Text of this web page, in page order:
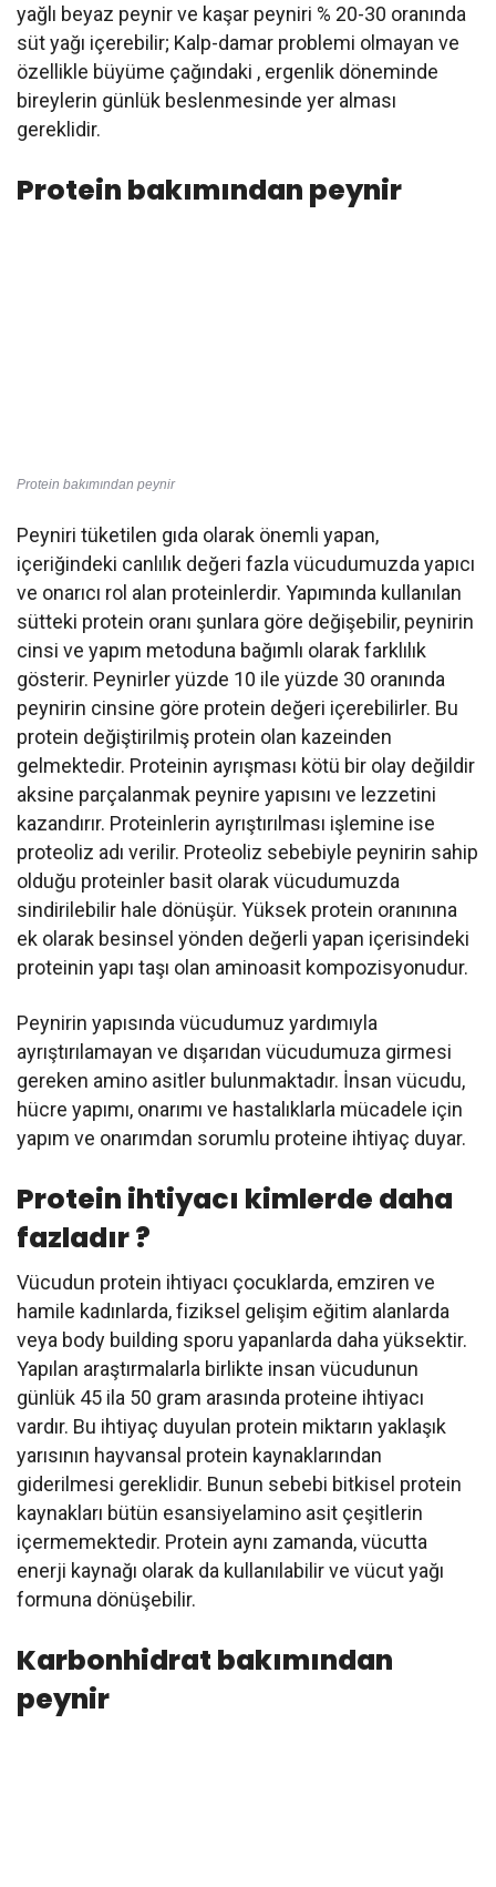
yağlı beyaz peynir ve kaşar peyniri % 20-30 oranında
süt yağı içerebilir; Kalp-damar problemi olmayan ve
özellikle büyüme çağındaki , ergenlik döneminde
bireylerin günlük beslenmesinde yer alması
gereklidir.
Protein bakımından peynir
Protein bakımından peynir
Peyniri tüketilen gıda olarak önemli yapan,
içeriğindeki canlılık değeri fazla vücudumuzda yapıcı
ve onarıcı rol alan proteinlerdir. Yapımında kullanılan
sütteki protein oranı şunlara göre değişebilir, peynirin
cinsi ve yapım metoduna bağımlı olarak farklılık
gösterir. Peynirler yüzde 10 ile yüzde 30 oranında
peynirin cinsine göre protein değeri içerebilirler. Bu
protein değiştirilmiş protein olan kazeinden
gelmektedir. Proteinin ayrışması kötü bir olay değildir
aksine parçalanmak peynire yapısını ve lezzetini
kazandırır. Proteinlerin ayrıştırılması işlemine ise
proteoliz adı verilir. Proteoliz sebebiyle peynirin sahip
olduğu proteinler basit olarak vücudumuzda
sindirilebilir hale dönüşür. Yüksek protein oranınına
ek olarak besinsel yönden değerli yapan içerisindeki
proteinin yapı taşı olan aminoasit kompozisyonudur.
Peynirin yapısında vücudumuz yardımıyla
ayrıştırılamayan ve dışarıdan vücudumuza girmesi
gereken amino asitler bulunmaktadır. İnsan vücudu,
hücre yapımı, onarımı ve hastalıklarla mücadele için
yapım ve onarımdan sorumlu proteine ihtiyaç duyar.
Protein ihtiyacı kimlerde daha
fazladır ?
Vücudun protein ihtiyacı çocuklarda, emziren ve
hamile kadınlarda, fiziksel gelişim eğitim alanlarda
veya body building sporu yapanlarda daha yüksektir.
Yapılan araştırmalarla birlikte insan vücudunun
günlük 45 ila 50 gram arasında proteine ihtiyacı
vardır. Bu ihtiyaç duyulan protein miktarın yaklaşık
yarısının hayvansal protein kaynaklarından
giderilmesi gereklidir. Bunun sebebi bitkisel protein
kaynakları bütün esansiyelamino asit çeşitlerin
içermemektedir. Protein aynı zamanda, vücutta
enerji kaynağı olarak da kullanılabilir ve vücut yağı
formuna dönüşebilir.
Karbonhidrat bakımından
peynir